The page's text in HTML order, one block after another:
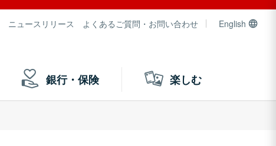
ニュースリリース よくあるご質問・お問い合わせ English
銀行・保険 楽しむ